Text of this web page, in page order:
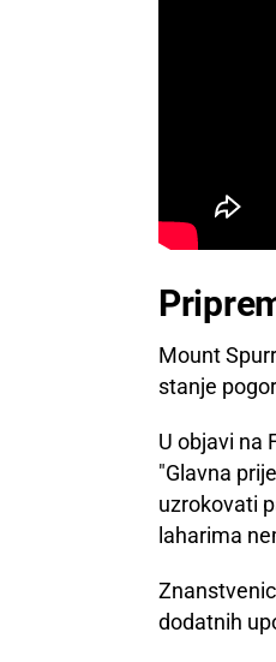
Mount
stanje
U objavi na
"Glavna
uzrokovati
laharima
dodatnih